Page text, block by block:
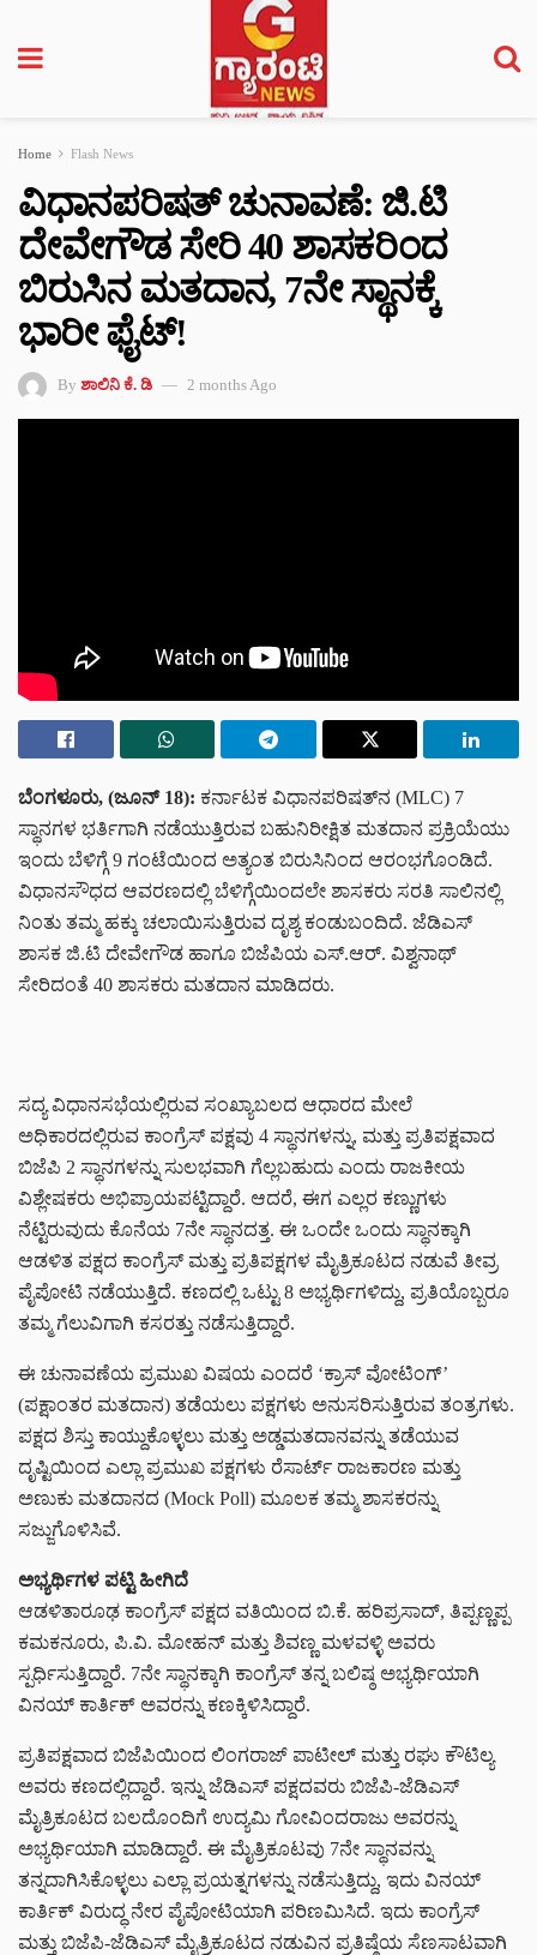
Home Flash News
ವಿಧಾನಪರಿಷತ್‌ ಚುನಾವಣೆ: ಜಿ.ಟಿ
ದೇವೇಗೌಡ ಸೇರಿ 40 ಶಾಸಕರಿಂದ
ಬಿರುಸಿನ ಮತದಾನ, 7ನೇ ಸ್ಥಾನಕ್ಕೆ
ಭಾರೀ ಫೈಟ್!
By ಶಾಲಿನಿ ಕೆ. ಡಿ 2 months Ago
ಬೆಂಗಳೂರು, (ಜೂನ್ 18): ಕರ್ನಾಟಕ ವಿಧಾನಪರಿಷತ್‌ನ (MLC) 7
ಸ್ಥಾನಗಳ ಭರ್ತಿಗಾಗಿ ನಡೆಯುತ್ತಿರುವ ಬಹುನಿರೀಕ್ಷಿತ ಮತದಾನ ಪ್ರಕ್ರಿಯೆಯು
ಇಂದು ಬೆಳಿಗ್ಗೆ 9 ಗಂಟೆಯಿಂದ ಅತ್ಯಂತ ಬಿರುಸಿನಿಂದ ಆರಂಭಗೊಂಡಿದೆ.
ವಿಧಾನಸೌಧದ ಆವರಣದಲ್ಲಿ ಬೆಳಿಗ್ಗೆಯಿಂದಲೇ ಶಾಸಕರು ಸರತಿ ಸಾಲಿನಲ್ಲಿ
ನಿಂತು ತಮ್ಮ ಹಕ್ಕು ಚಲಾಯಿಸುತ್ತಿರುವ ದೃಶ್ಯ ಕಂಡುಬಂದಿದೆ. ಜೆಡಿಎಸ್
ಶಾಸಕ ಜಿ.ಟಿ ದೇವೇಗೌಡ ಹಾಗೂ ಬಿಜೆಪಿಯ ಎಸ್.ಆರ್. ವಿಶ್ವನಾಥ್
ಸೇರಿದಂತೆ 40 ಶಾಸಕರು ಮತದಾನ ಮಾಡಿದರು.
ಸದ್ಯ ವಿಧಾನಸಭೆಯಲ್ಲಿರುವ ಸಂಖ್ಯಾಬಲದ ಆಧಾರದ ಮೇಲೆ
ಅಧಿಕಾರದಲ್ಲಿರುವ ಕಾಂಗ್ರೆಸ್ ಪಕ್ಷವು 4 ಸ್ಥಾನಗಳನ್ನು, ಮತ್ತು ಪ್ರತಿಪಕ್ಷವಾದ
ಬಿಜೆಪಿ 2 ಸ್ಥಾನಗಳನ್ನು ಸುಲಭವಾಗಿ ಗೆಲ್ಲಬಹುದು ಎಂದು ರಾಜಕೀಯ
ವಿಶ್ಲೇಷಕರು ಅಭಿಪ್ರಾಯಪಟ್ಟಿದ್ದಾರೆ. ಆದರೆ, ಈಗ ಎಲ್ಲರ ಕಣ್ಣುಗಳು
ನೆಟ್ಟಿರುವುದು ಕೊನೆಯ 7ನೇ ಸ್ಥಾನದತ್ತ. ಈ ಒಂದೇ ಒಂದು ಸ್ಥಾನಕ್ಕಾಗಿ
ಆಡಳಿತ ಪಕ್ಷದ ಕಾಂಗ್ರೆಸ್ ಮತ್ತು ಪ್ರತಿಪಕ್ಷಗಳ ಮೈತ್ರಿಕೂಟದ ನಡುವೆ ತೀವ್ರ
ಪೈಪೋಟಿ ನಡೆಯುತ್ತಿದೆ. ಕಣದಲ್ಲಿ ಒಟ್ಟು 8 ಅಭ್ಯರ್ಥಿಗಳಿದ್ದು, ಪ್ರತಿಯೊಬ್ಬರೂ
ತಮ್ಮ ಗೆಲುವಿಗಾಗಿ ಕಸರತ್ತು ನಡೆಸುತ್ತಿದ್ದಾರೆ.
ಈ ಚುನಾವಣೆಯ ಪ್ರಮುಖ ವಿಷಯ ಎಂದರೆ ‘ಕ್ರಾಸ್ ವೋಟಿಂಗ್’
(ಪಕ್ಷಾಂತರ ಮತದಾನ) ತಡೆಯಲು ಪಕ್ಷಗಳು ಅನುಸರಿಸುತ್ತಿರುವ ತಂತ್ರಗಳು.
ಪಕ್ಷದ ಶಿಸ್ತು ಕಾಯ್ದುಕೊಳ್ಳಲು ಮತ್ತು ಅಡ್ಡಮತದಾನವನ್ನು ತಡೆಯುವ
ದೃಷ್ಟಿಯಿಂದ ಎಲ್ಲಾ ಪ್ರಮುಖ ಪಕ್ಷಗಳು ರೆಸಾರ್ಟ್ ರಾಜಕಾರಣ ಮತ್ತು
ಅಣುಕು ಮತದಾನದ (Mock Poll) ಮೂಲಕ ತಮ್ಮ ಶಾಸಕರನ್ನು
ಸಜ್ಜುಗೊಳಿಸಿವೆ.
ಅಭ್ಯರ್ಥಿಗಳ ಪಟ್ಟಿ ಹೀಗಿದೆ
ಆಡಳಿತಾರೂಢ ಕಾಂಗ್ರೆಸ್ ಪಕ್ಷದ ವತಿಯಿಂದ ಬಿ.ಕೆ. ಹರಿಪ್ರಸಾದ್, ತಿಪ್ಪಣ್ಣಪ್ಪ
ಕಮಕನೂರು, ಪಿ.ವಿ. ಮೋಹನ್ ಮತ್ತು ಶಿವಣ್ಣ ಮಳವಳ್ಳಿ ಅವರು
ಸ್ಪರ್ಧಿಸುತ್ತಿದ್ದಾರೆ. 7ನೇ ಸ್ಥಾನಕ್ಕಾಗಿ ಕಾಂಗ್ರೆಸ್ ತನ್ನ ಬಲಿಷ್ಠ ಅಭ್ಯರ್ಥಿಯಾಗಿ
ವಿನಯ್ ಕಾರ್ತಿಕ್ ಅವರನ್ನು ಕಣಕ್ಕಿಳಿಸಿದ್ದಾರೆ.
ಪ್ರತಿಪಕ್ಷವಾದ ಬಿಜೆಪಿಯಿಂದ ಲಿಂಗರಾಜ್ ಪಾಟೀಲ್ ಮತ್ತು ರಘು ಕೌಟಿಲ್ಯ
ಅವರು ಕಣದಲ್ಲಿದ್ದಾರೆ. ಇನ್ನು ಜೆಡಿಎಸ್ ಪಕ್ಷದವರು ಬಿಜೆಪಿ-ಜೆಡಿಎಸ್
ಮೈತ್ರಿಕೂಟದ ಬಲದೊಂದಿಗೆ ಉದ್ಯಮಿ ಗೋವಿಂದರಾಜು ಅವರನ್ನು
ಅಭ್ಯರ್ಥಿಯಾಗಿ ಮಾಡಿದ್ದಾರೆ. ಈ ಮೈತ್ರಿಕೂಟವು 7ನೇ ಸ್ಥಾನವನ್ನು
ತನ್ನದಾಗಿಸಿಕೊಳ್ಳಲು ಎಲ್ಲಾ ಪ್ರಯತ್ನಗಳನ್ನು ನಡೆಸುತ್ತಿದ್ದು, ಇದು ವಿನಯ್
ಕಾರ್ತಿಕ್ ವಿರುದ್ಧ ನೇರ ಪೈಪೋಟಿಯಾಗಿ ಪರಿಣಮಿಸಿದೆ. ಇದು ಕಾಂಗ್ರೆಸ್
ಮತ್ತು ಬಿಜೆಪಿ-ಜೆಡಿಎಸ್ ಮೈತ್ರಿಕೂಟದ ನಡುವಿನ ಪ್ರತಿಷ್ಠೆಯ ಸೆಣಸಾಟವಾಗಿ